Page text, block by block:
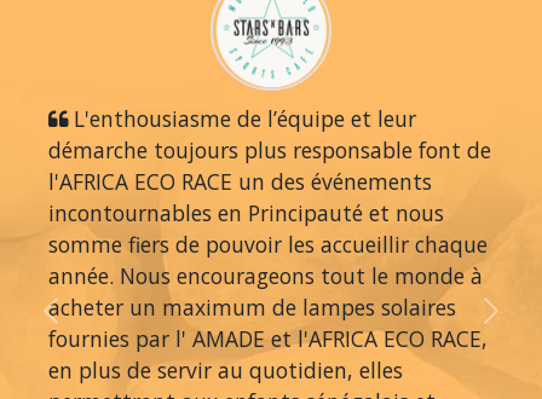
L'enthousiasme de l’équipe et leur
démarche toujours plus responsable font de
l'AFRICA ECO RACE un des événements
incontournables en Principauté et nous
somme fiers de pouvoir les accueillir chaque
année. Nous encourageons tout le monde à
acheter un maximum de lampes solaires
fournies par l' AMADE et l'AFRICA ECO RACE,
en plus de servir au quotidien, elles
Previous Next